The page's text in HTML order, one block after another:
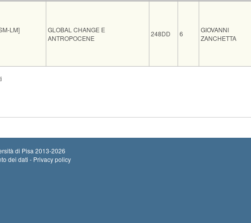
LM]
GLOBAL CHANGE E
ANTROPOCENE
248DD 6
GIOVANNI
ZANCHETTA
di Pisa 2013-2026
dei dati - Privacy policy